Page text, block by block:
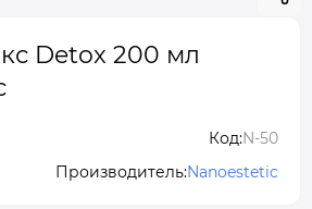
Detox 200 мл
Код:N-50
Производитель:Nanoestetic